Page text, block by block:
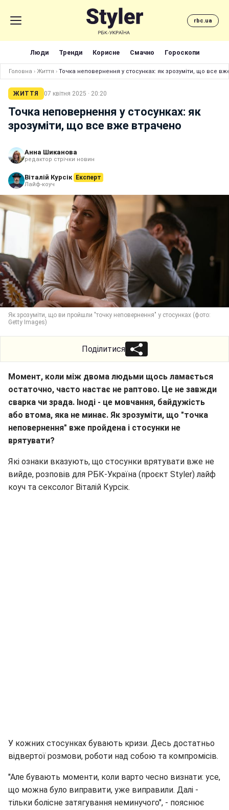
rbc.ua
Люди Тренди Корисне Смачно Гороскопи
Головна › Життя › Точка неповернення у стосунках: як зрозуміти, що все
ЖИТТЯ 07 квітня 2025 · 20:20
Точка неповернення у стосунках: як
зрозуміти, що все вже втрачено
Анна Шиканова
редактор стрічки новин
Віталій Курсік Експерт
Лайф-коуч
Як зрозуміти, що ви пройшли "точку неповернення" у стосунках (фото:
Getty Images)
Поділитися
Момент, коли між двома людьми щось ламається
остаточно, часто настає не раптово. Це не завжди
сварка чи зрада. Іноді - це мовчання, байдужість
або втома, яка не минає. Як зрозуміти, що "точка
неповернення" вже пройдена і стосунки не
врятувати?
Які ознаки вказують, що стосунки врятувати вже не
вийде, розповів для РБК-Україна (проєкт Styler) лайф
коуч та сексолог Віталій Курсік.
У кожних стосунках бувають кризи. Десь достатньо
відвертої розмови, роботи над собою та компромісів.
"Але бувають моменти, коли варто чесно визнати: усе,
що можна було виправити, уже виправили. Далі -
тільки болісне затягування неминучого", - пояснює